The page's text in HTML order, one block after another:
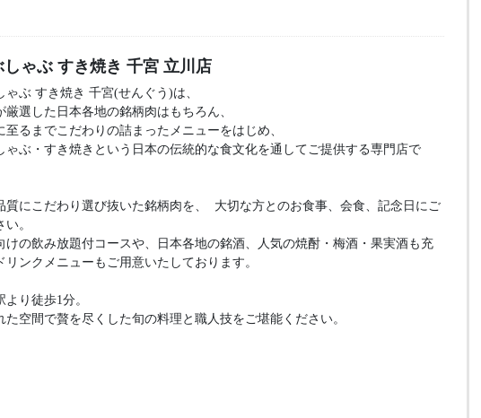
しゃぶ すき焼き 千宮 立川店
ゃぶ すき焼き 千宮(せんぐう)は、
厳選した日本各地の銘柄肉はもちろん、
至るまでこだわりの詰まったメニューをはじめ、
ゃぶ・すき焼きという日本の伝統的な食文化を通してご提供する専門店で
質にこだわり選び抜いた銘柄肉を、 大切な方とのお食事、会食、記念日にご
。
けの飲み放題付コースや、日本各地の銘酒、人気の焼酎・梅酒・果実酒も充
リンクメニューもご用意いたしております。
より徒歩1分。
た空間で贅を尽くした旬の料理と職人技をご堪能ください。